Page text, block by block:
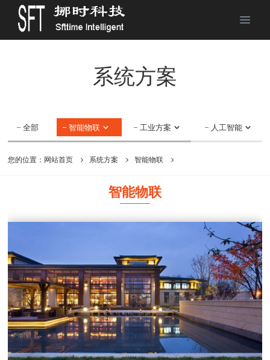
系统方案
全部 智能物联 工业方案 人工智能
您的位置： 网站首页 系统方案 智能物联
智能物联